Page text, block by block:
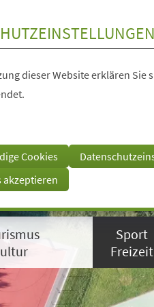
dieser Website erklären Sie
Cookies
akzeptieren
Sport
Freizeit